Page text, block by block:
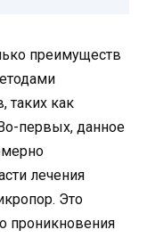
преимуществ
таких как
первых, данное
лечения
Это
проникновения